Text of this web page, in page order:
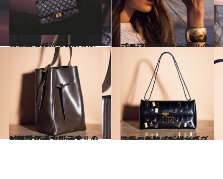
2012.4.8
河井真奈が選ぶ30代の揺るがぬ名品…シャネル
ファッション 2015.5.24
ゴージャスだけどフレッシュに艶めく シャネルの「ココ クラッシュ」
ファッション
2015.8.26
A4も入る長方形フォルムが新鮮な 「セリーヌ」のビッグサイズバッグ
コミック ＆ エッセイ 2015.8.24
洗練のビジューが女ゴコロをつかむ「ルイ・ヴィトン」の秋の新作バッグ
コミック ＆ エッセイ